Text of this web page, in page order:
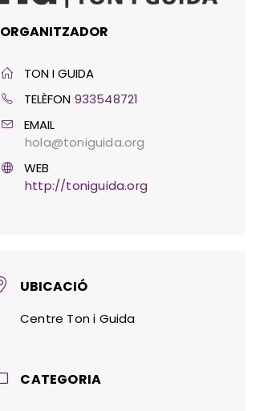
ORGANITZADOR
TON I GUIDA
TELÈFON 933548721
EMAIL
hola@toniguida.org
WEB
http://toniguida.org
UBICACIÓ
Centre Ton i Guida
CATEGORIA